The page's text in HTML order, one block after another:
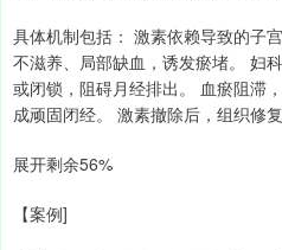
具体机制包括： 激素依赖导致的子
不滋养、局部缺血，诱发瘀堵。 妇
或闭锁，阻碍月经排出。 血瘀阻滞
成顽固闭经。 激素撤除后，组织修
展开剩余56%
【案例]